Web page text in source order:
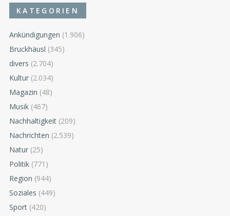
KATEGORIEN
Ankündigungen (1.906)
Bruckhäusl (345)
divers (2.704)
Kultur (2.034)
Magazin (48)
Musik (467)
Nachhaltigkeit (209)
Nachrichten (2.539)
Natur (25)
Politik (771)
Region (944)
Soziales (449)
Sport (420)